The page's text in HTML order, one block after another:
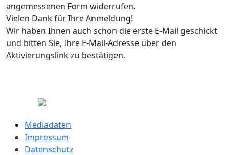
angemessenen Form widerrufen.
Vielen Dank für Ihre Anmeldung!
Wir haben Ihnen auch schon die erste E-Mail geschickt
und bitten Sie, Ihre E-Mail-Adresse über den
Aktivierungslink zu bestätigen.
Mediadaten
Impressum
Datenschutz